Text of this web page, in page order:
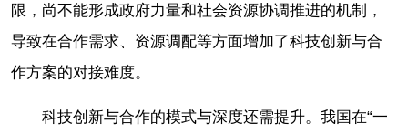
限，尚不能形成政府力量和社会资源协调推进的机制，
导致在合作需求、资源调配等方面增加了科技创新与合
作方案的对接难度。
科技创新与合作的模式与深度还需提升。我国在“一